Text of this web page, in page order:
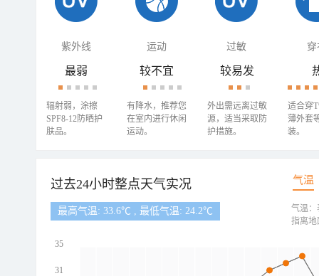
紫外线 运动 过敏 穿
最弱
辐射弱，涂擦
SPF8-12防晒护
肤品。
较不宜
有降水，推荐您
在室内进行休闲
运动。
较易发
外出需远离过敏
源，适当采取防
护措施。
适合穿
薄外套
装。
过去24小时整点天气实况 气温
最高气温: 33.6℃ , 最低气温: 24.2℃
35
31
气温：
指离地